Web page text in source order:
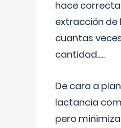
hace
extracción de
cuantas
cantidad.....
De cara a
lactancia
pero